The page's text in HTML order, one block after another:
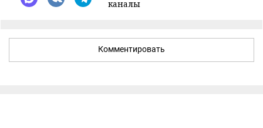
каналы
Комментировать